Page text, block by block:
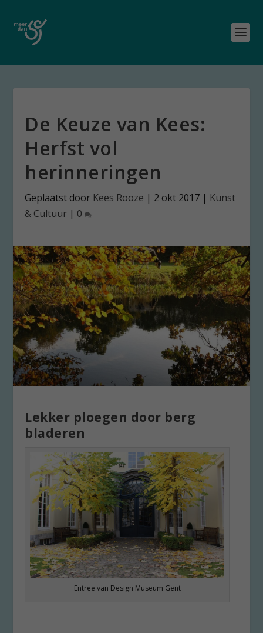
De Keuze van Kees:
Herfst vol
herinneringen
Geplaatst door Kees Rooze | 2 okt 2017 | Kunst
& Cultuur | 0
Lekker ploegen door berg
bladeren
Entree van Design Museum Gent